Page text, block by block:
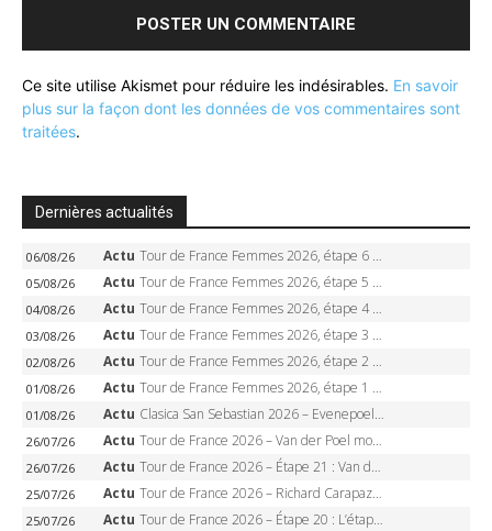
Ce site utilise Akismet pour réduire les indésirables. En savoir
plus sur la façon dont les données de vos commentaires sont
traitées.
Dernières actualités
06/08/26 Actu Tour de France Femmes 2026, étape 6 – Kim Le Court-Pienaar gagne à Tournon, Reusser en jaune
05/08/26 Actu Tour de France Femmes 2026, étape 5 – Demi Vollering gagne à Belleville, Reusser en jaune, Ferrand-Prévot coule
04/08/26 Actu Tour de France Femmes 2026, étape 4 – Marlen Reusser écrase le chrono, Ferrand-Prévot en crise
03/08/26 Actu Tour de France Femmes 2026, étape 3 – Sigrid Haugset en solitaire, 88 km d’échappée, maillot jaune
02/08/26 Actu Tour de France Femmes 2026, étape 2 – Lorena Wiebes doublé à Genève, Markus héroïque, 7e record
01/08/26 Actu Tour de France Femmes 2026, étape 1 – Lorena Wiebes intouchable à Lausanne, premier maillot jaune
01/08/26 Actu Clasica San Sebastian 2026 – Evenepoel recordman, 4e victoire, Carapaz battu au sprint
26/07/26 Actu Tour de France 2026 – Van der Poel monumental à Paris, Pogacar égale le record des cinq sacres
26/07/26 Actu Tour de France 2026 – Étape 21 : Van der Poel, Pogacar, qui succédera à Wout van Aert sur les Champs-Elysées ?
25/07/26 Actu Tour de France 2026 – Richard Carapaz roi des Alpes, doublé et maillot à pois, Seixas perd le podium
25/07/26 Actu Tour de France 2026 – Étape 20 : L’étape reine, Galibier, Sarenne, Alpe d’Huez, qui succédera à Pogacar ?